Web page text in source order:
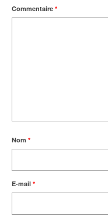
Commentaire *
Nom *
E-mail *